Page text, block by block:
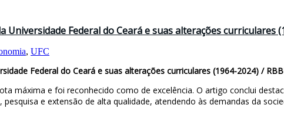
Federal do Ceará e suas alterações curriculares
, UFC
Federal do Ceará e suas alterações curriculares (1964-2024) /
máxima e foi reconhecido como de excelência. O artigo conclui
e extensão de alta qualidade, atendendo às demandas da